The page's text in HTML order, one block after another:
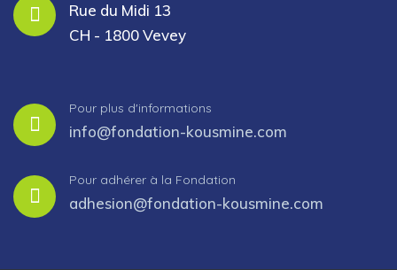
Rue du Midi 13
CH - 1800 Vevey
Pour plus d'informations
info@fondation-kousmine.com
Pour adhérer à la Fondation
adhesion@fondation-kousmine.com